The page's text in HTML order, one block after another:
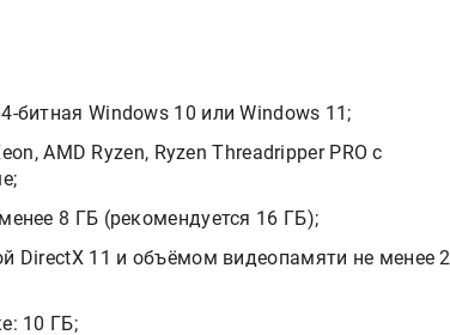
битная Windows 10 или Windows 11;
AMD Ryzen, Ryzen Threadripper PRO с
8 ГБ (рекомендуется 16 ГБ);
DirectX 11 и объёмом видеопамяти не менее 2
10 ГБ;